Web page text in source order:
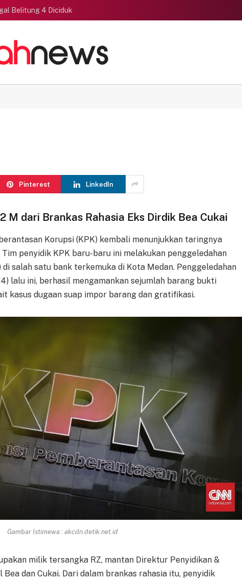
Belitung 4 Diciduk
Pinterest LinkedIn
M dari Brankas Rahasia Eks Dirdik Bea Cukai
Korupsi (KPK) kembali menunjukkan taringnya
penyidik KPK baru-baru ini melakukan penggeledahan
di salah satu bank terkemuka di Kota Medan. Penggeledahan
lalu ini, berhasil mengamankan sejumlah barang bukti
kasus dugaan suap impor barang dan gratifikasi.
Gambar Istimewa : akcdn.detik.net.id
milik tersangka RZ, mantan Direktur Penyidikan &
dan Cukai. Dari dalam brankas rahasia itu, penyidik